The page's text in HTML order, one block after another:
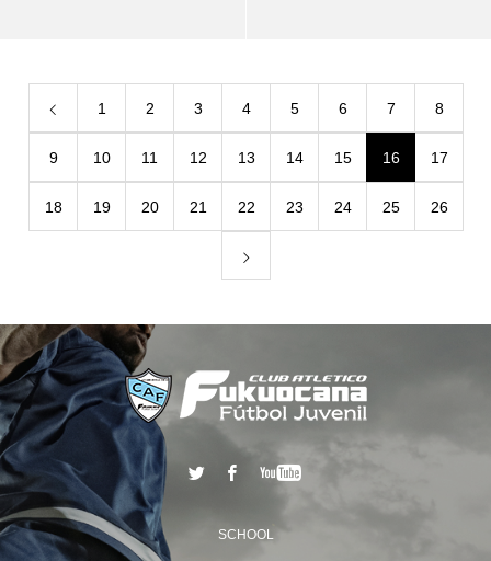
1 2 3 4 5 6 7 8
9 10 11 12 13 14 15 16 17
18 19 20 21 22 23 24 25 26
SCHOOL